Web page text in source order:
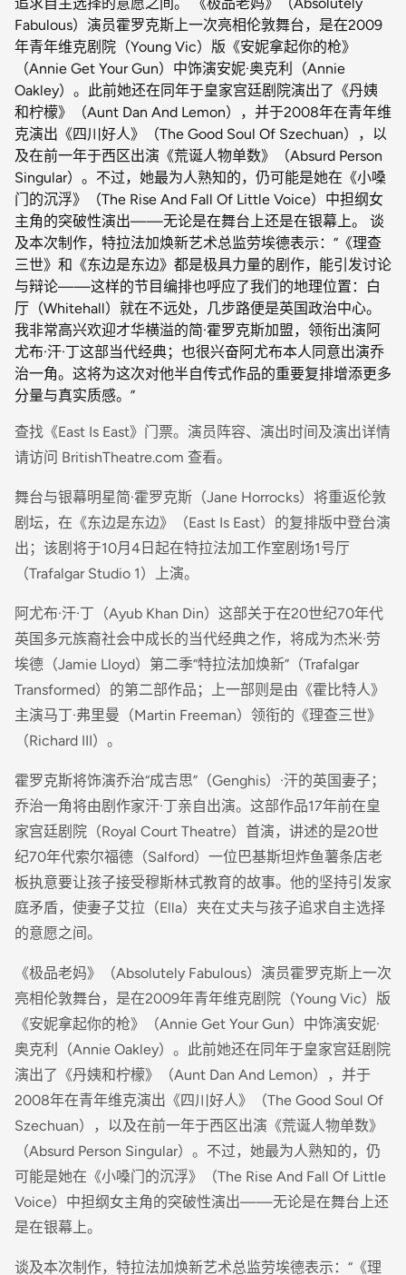
追求自主选择的意愿之间。 《极品老妈》（Absolutely
Fabulous）演员霍罗克斯上一次亮相伦敦舞台，是在2009
年青年维克剧院（Young Vic）版《安妮拿起你的枪》
（Annie Get Your Gun）中饰演安妮·奥克利（Annie
Oakley）。此前她还在同年于皇家宫廷剧院演出了《丹姨
和柠檬》（Aunt Dan And Lemon），并于2008年在青年维
克演出《四川好人》（The Good Soul Of Szechuan），以
及在前一年于西区出演《荒诞人物单数》（Absurd Person
Singular）。不过，她最为人熟知的，仍可能是她在《小嗓
门的沉浮》（The Rise And Fall Of Little Voice）中担纲女
主角的突破性演出——无论是在舞台上还是在银幕上。 谈
及本次制作，特拉法加焕新艺术总监劳埃德表示：“《理查
三世》和《东边是东边》都是极具力量的剧作，能引发讨论
与辩论——这样的节目编排也呼应了我们的地理位置：白
厅（Whitehall）就在不远处，几步路便是英国政治中心。
我非常高兴欢迎才华横溢的简·霍罗克斯加盟，领衔出演阿
尤布·汗·丁这部当代经典；也很兴奋阿尤布本人同意出演乔
治一角。这将为这次对他半自传式作品的重要复排增添更多
分量与真实质感。”
查找《East Is East》门票。演员阵容、演出时间及演出详情
请访问 BritishTheatre.com 查看。
舞台与银幕明星简·霍罗克斯（Jane Horrocks）将重返伦敦
剧坛，在《东边是东边》（East Is East）的复排版中登台演
出；该剧将于10月4日起在特拉法加工作室剧场1号厅
（Trafalgar Studio 1）上演。
阿尤布·汗·丁（Ayub Khan Din）这部关于在20世纪70年代
英国多元族裔社会中成长的当代经典之作，将成为杰米·劳
埃德（Jamie Lloyd）第二季“特拉法加焕新”（Trafalgar
Transformed）的第二部作品；上一部则是由《霍比特人》
主演马丁·弗里曼（Martin Freeman）领衔的《理查三世》
（Richard III）。
霍罗克斯将饰演乔治“成吉思”（Genghis）·汗的英国妻子；
乔治一角将由剧作家汗·丁亲自出演。这部作品17年前在皇
家宫廷剧院（Royal Court Theatre）首演，讲述的是20世
纪70年代索尔福德（Salford）一位巴基斯坦炸鱼薯条店老
板执意要让孩子接受穆斯林式教育的故事。他的坚持引发家
庭矛盾，使妻子艾拉（Ella）夹在丈夫与孩子追求自主选择
的意愿之间。
《极品老妈》（Absolutely Fabulous）演员霍罗克斯上一次
亮相伦敦舞台，是在2009年青年维克剧院（Young Vic）版
《安妮拿起你的枪》（Annie Get Your Gun）中饰演安妮·
奥克利（Annie Oakley）。此前她还在同年于皇家宫廷剧院
演出了《丹姨和柠檬》（Aunt Dan And Lemon），并于
2008年在青年维克演出《四川好人》（The Good Soul Of
Szechuan），以及在前一年于西区出演《荒诞人物单数》
（Absurd Person Singular）。不过，她最为人熟知的，仍
可能是她在《小嗓门的沉浮》（The Rise And Fall Of Little
Voice）中担纲女主角的突破性演出——无论是在舞台上还
是在银幕上。
谈及本次制作，特拉法加焕新艺术总监劳埃德表示：“《理